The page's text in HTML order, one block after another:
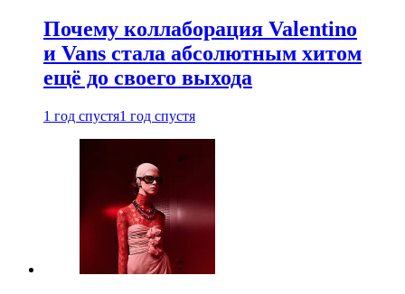
Почему коллаборация Valentino
и Vans стала абсолютным хитом
ещё до своего выхода
1 год спустя1 год спустя